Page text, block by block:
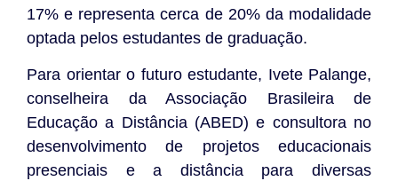
17% e representa cerca de 20% da modalidade
optada pelos estudantes de graduação.
Para orientar o futuro estudante, Ivete Palange,
conselheira da Associação Brasileira de
Educação a Distância (ABED) e consultora no
desenvolvimento de projetos educacionais
presenciais e a distância para diversas